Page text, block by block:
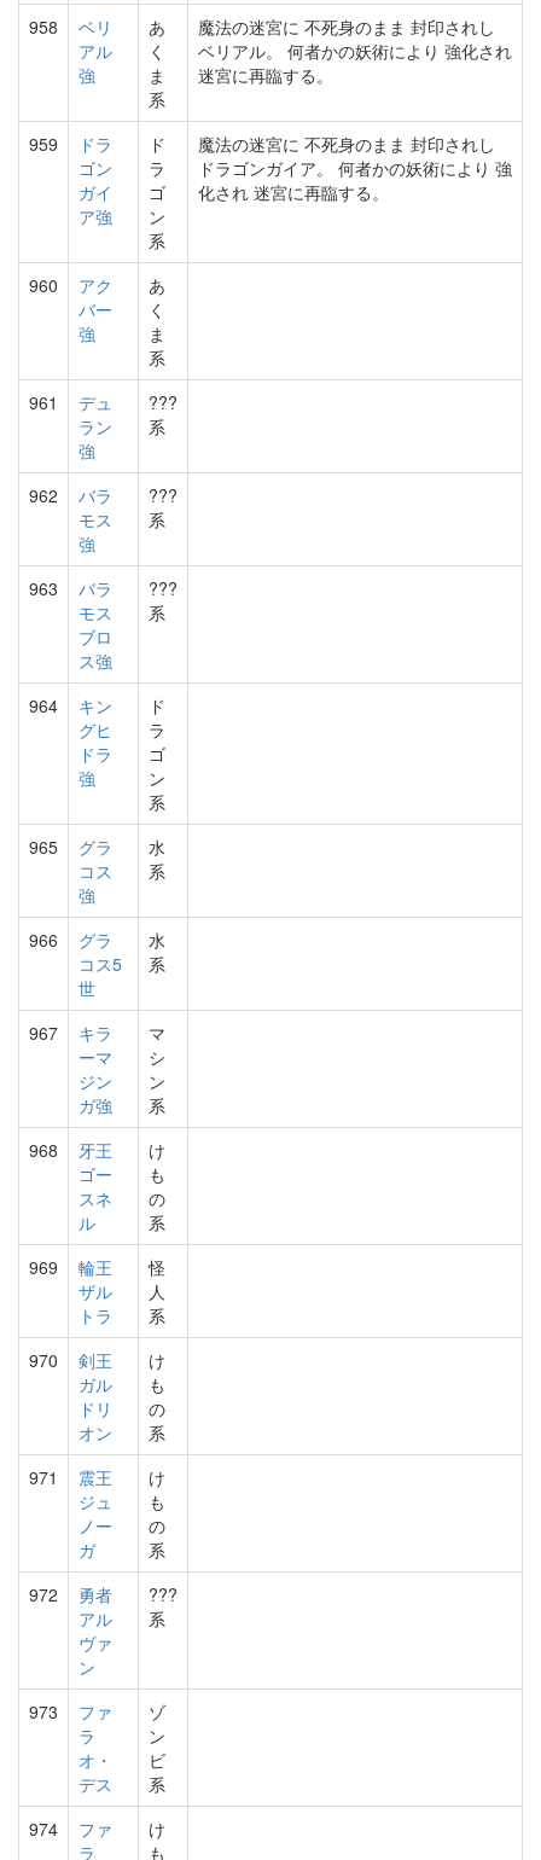
958
ベリ
アル
強
あ
く
ま
系
魔法の迷宮に 不死身のまま 封印されし
ベリアル。 何者かの妖術により 強化され
迷宮に再臨する。
959
ドラ
ゴン
ガイ
ア強
ド
ラ
ゴ
ン
系
魔法の迷宮に 不死身のまま 封印されし
ドラゴンガイア。 何者かの妖術により 強
化され 迷宮に再臨する。
960
アク
バー
強
あ
く
ま
系
961
デュ
ラン
強
???
系
962
バラ
モス
強
???
系
963
バラ
モス
ブロ
ス強
???
系
964
キン
グヒ
ドラ
強
ド
ラ
ゴ
ン
系
965
グラ
コス
強
水
系
966
グラ
コス5
世
水
系
967
キラ
ーマ
ジン
ガ強
マ
シ
ン
系
968
牙王
ゴー
スネ
ル
け
も
の
系
969
輪王
ザル
トラ
怪
人
系
970
剣王
ガル
ドリ
オン
け
も
の
系
971
震王
ジュ
ノー
ガ
け
も
の
系
972
勇者
アル
ヴァ
ン
???
系
973
ファ
ラ
オ・
デス
ゾ
ン
ビ
系
974
ファ
ラ
け
も